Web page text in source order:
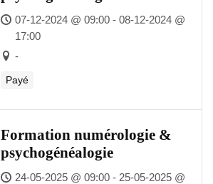
07-12-2024 @ 09:00 - 08-12-2024 @
17:00
-
Payé
Formation numérologie &
psychogénéalogie
24-05-2025 @ 09:00 - 25-05-2025 @